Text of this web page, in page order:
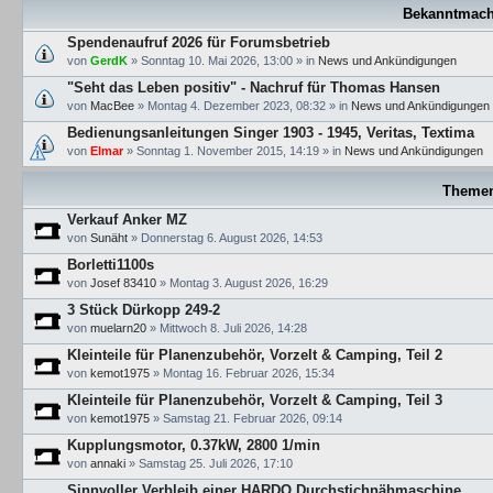
Spendenaufruf 2026 für Forumsbetrieb
von GerdK » Sonntag 10. Mai 2026, 13:00 » in News und Ankündigungen
"Seht das Leben positiv" - Nachruf für Thomas Hansen
von MacBee » Montag 4. Dezember 2023, 08:32 » in News und Ankündigungen
Bedienungsanleitungen Singer 1903 - 1945, Veritas, Textima
von Elmar» Sonntag 1. November 2015, 14:19 » in News und Ankündigungen
Verkauf Anker MZ
von Sunäht » Donnerstag 6. August 2026, 14:53
Borletti1100s
von Josef 83410 » Montag 3. August 2026, 16:29
3 Stück Dürkopp 249-2
von muelarn20 » Mittwoch 8. Juli 2026, 14:28
Kleinteile für Planenzubehör, Vorzelt & Camping, Teil 2
von kemot1975 » Montag 16. Februar 2026, 15:34
Kleinteile für Planenzubehör, Vorzelt & Camping, Teil 3
von kemot1975 » Samstag 21. Februar 2026, 09:14
Kupplungsmotor, 0.37kW, 2800 1/min
von annaki » Samstag 25. Juli 2026, 17:10